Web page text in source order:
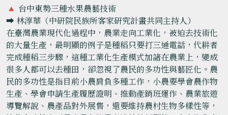
🔺 台中東勢三種水果農藝技術
➡️ 林淳華（中研院民族所客家研究計畫共同主持人）
在臺灣農業現代化過程中，農業走向工業化，被迫去技術化
的大量生產，最明顯的例子是種稻只要打三通電話，代耕者
完成種稻三步驟，這種工業化生產模式加諸在農業上，變成
很多人都可以去種田，卻忽視了農民的多功性與藝匠化。農
民的多功性是指目前小農肩負多種工作，小農要學會農作物
生產、學會申請生產履歷證明、推動產銷班運作、農業旅遊
導覽解說、農產品對外展售，還要維持農村生物多樣性等，